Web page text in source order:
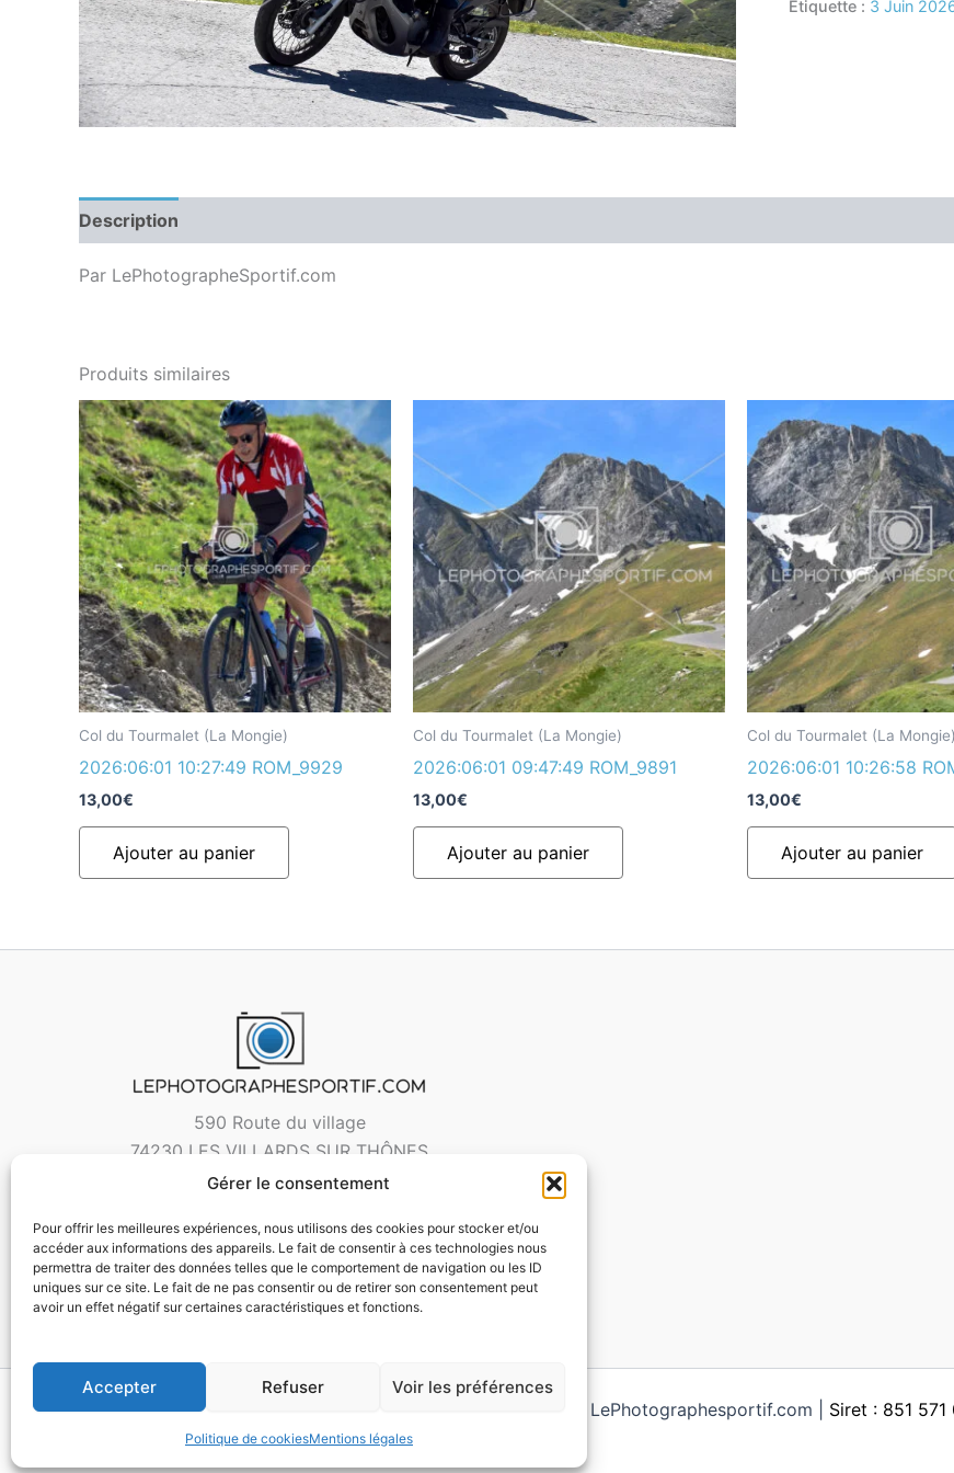
Gérer le consentement
Pour offrir les meilleures expériences, nous utilisons des cookies pour stocker et/ou
accéder aux informations des appareils. Le fait de consentir à ces technologies nous
permettra de traiter des données telles que le comportement de navigation ou les ID
uniques sur ce site. Le fait de ne pas consentir ou de retirer son consentement peut
avoir un effet négatif sur certaines caractéristiques et fonctions.
Accepter Refuser Voir les préférences
Politique de cookiesMentions légales
Étiquette : 3 Juin
Description
Par LePhotographeSportif.com
Produits similaires
Col du Tourmalet (La Mongie)
2026:06:01 10:27:49 ROM_9929
13,00€
Ajouter au panier
Col du Tourmalet (La Mongie)
2026:06:01 09:47:49 ROM_9891
13,00€
Ajouter au panier
Col du Tourmalet (La Mongie)
2026:06:01 10:26:58
13,00€
Ajouter au panier
590 Route du village
74230 LES VILLARDS SUR THÔNES
Copyright © 2026 LePhotographesportif.com | Siret : 851